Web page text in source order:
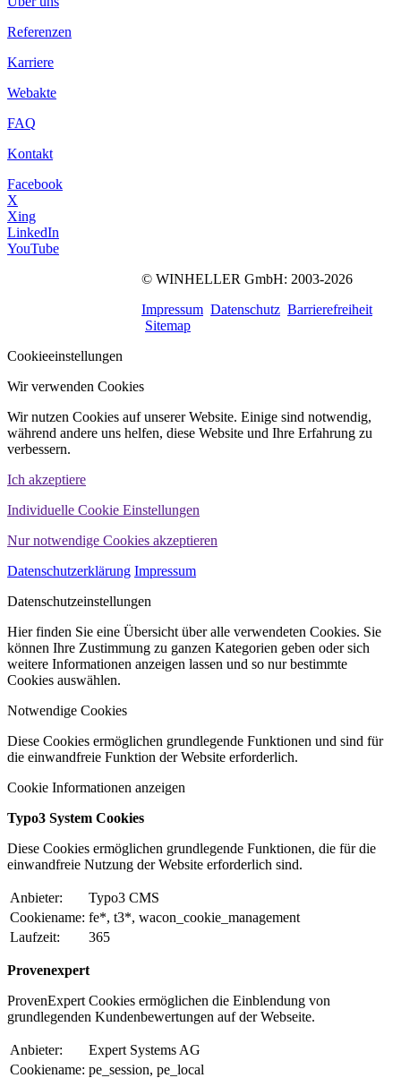
Referenzen
Karriere
Webakte
FAQ
Kontakt
Facebook
X
Xing
LinkedIn
YouTube
WINHELLER GmbH
© WINHELLER GmbH: 2003-2026
Impressum Datenschutz Barrierefreiheit
Sitemap
Cookieeinstellungen
Wir verwenden Cookies
Wir nutzen Cookies auf unserer Website. Einige sind notwendig,
während andere uns helfen, diese Website und Ihre Erfahrung zu
verbessern.
Ich akzeptiere
Individuelle Cookie Einstellungen
Nur notwendige Cookies akzeptieren
Datenschutzerklärung Impressum
Datenschutzeinstellungen
Hier finden Sie eine Übersicht über alle verwendeten Cookies. Sie
können Ihre Zustimmung zu ganzen Kategorien geben oder sich
weitere Informationen anzeigen lassen und so nur bestimmte
Cookies auswählen.
Notwendige Cookies
Diese Cookies ermöglichen grundlegende Funktionen und sind für
die einwandfreie Funktion der Website erforderlich.
Cookie Informationen anzeigen
Typo3 System Cookies
Diese Cookies ermöglichen grundlegende Funktionen, die für die
einwandfreie Nutzung der Website erforderlich sind.
Anbieter:
Typo3 CMS
Cookiename: fe*, t3*, wacon_cookie_management
Laufzeit:
365
Provenexpert
ProvenExpert Cookies ermöglichen die Einblendung von
grundlegenden Kundenbewertungen auf der Webseite.
Anbieter:
Expert Systems AG
Cookiename: pe_session, pe_local